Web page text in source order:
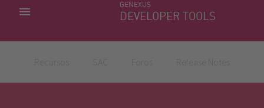
GENEXUS
DEVELOPER TOOLS
MIS APLICACIONES